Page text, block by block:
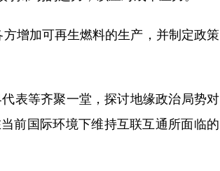
增加可再生燃料的生产，并制定政策
表等齐聚一堂，探讨地缘政治局势对
前国际环境下维持互联互通所面临的